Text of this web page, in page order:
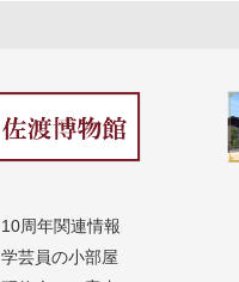
10周年関連情報
学芸員の小部屋